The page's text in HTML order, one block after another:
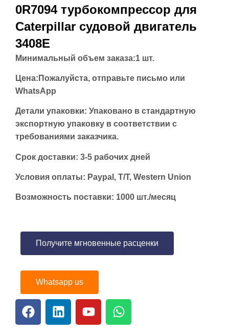
0R7094 турбокомпрессор для
Caterpillar судовой двигатель
3408E
Минимальный объем заказа:1 шт.
Цена: Пожалуйста, отправьте письмо или
WhatsApp
Детали упаковки: Упаковано в стандартную
экспортную упаковку в соответствии с
требованиями заказчика.
Срок доставки: 3-5 рабочих дней
Условия оплаты: Paypal, T/T, Western Union
Возможность поставки: 1000 шт./месяц
Получите мгновенные расценки
Whatsapp us